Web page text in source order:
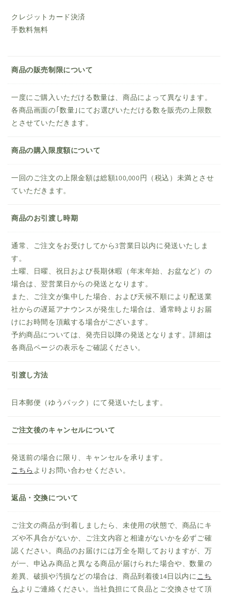
クレジットカード決済
手数料無料
商品の販売制限について
一度にご購入いただける数量は、商品によって異なります。
各商品画面の｢数量｣にてお選びいただける数を販売の上限数
とさせていただきます。
商品の購入限度額について
一回のご注文の上限金額は総額100,000円（税込）未満とさせ
ていただきます。
商品のお引渡し時期
通常、ご注文をお受けしてから3営業日以内に発送いたしま
す。
土曜、日曜、祝日および長期休暇（年末年始、お盆など）の
場合は、翌営業日からの発送となります。
また、ご注文が集中した場合、および天候不順により配送業
社からの遅延アナウンスが発生した場合は、通常時よりお届
けにお時間を頂戴する場合がございます。
予約商品については、発売日以降の発送となります。詳細は
各商品ページの表示をご確認ください。
引渡し方法
日本郵便（ゆうパック）にて発送いたします。
ご注文後のキャンセルについて
発送前の場合に限り、キャンセルを承ります。
こちら よりお問い合わせください。
返品・交換について
ご注文の商品が到着しましたら、未使用の状態で、商品にキ
ズや不具合がないか、ご注文内容と相違がないかを必ずご確
認ください。商品のお届けには万全を期しておりますが、万
が一、申込み商品と異なる商品が届けられた場合や、数量の
差異、破損や汚損などの場合は、商品到着後14日以内にこち
ら よりご連絡ください。当社負担にて良品とご交換させて頂